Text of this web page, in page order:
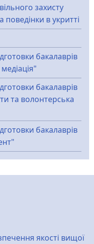
захисту
в укритті
бакалаврів
бакалаврів
та волонтерська
бакалаврів
якості вищої